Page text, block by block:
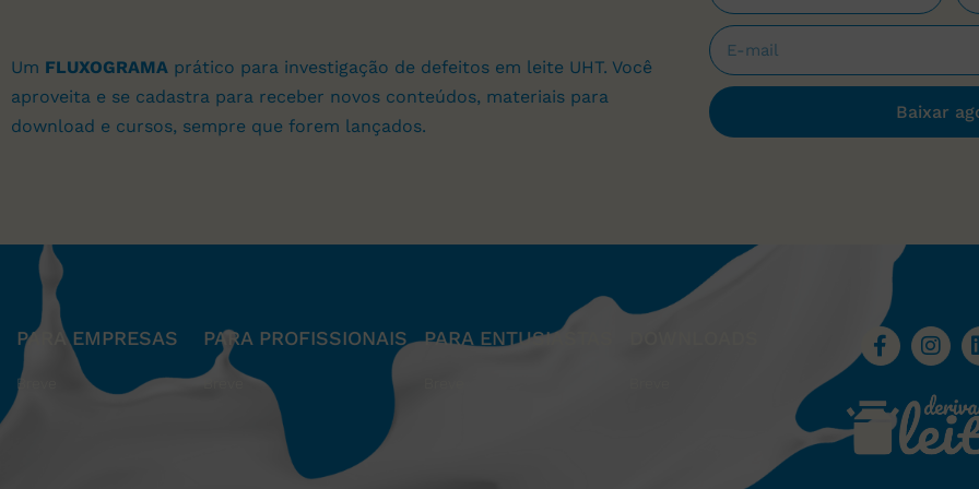
Um FLUXOGRAMA prático para investigação de defeitos em leite UHT. Você
aproveita e se cadastra para receber novos conteúdos, materiais para
download e cursos, sempre que forem lançados.
Baixar
PARA EMPRESAS
Breve
PARA PROFISSIONAIS PARA ENTUSIASTAS